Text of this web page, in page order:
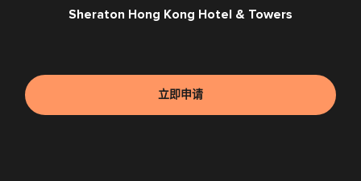
Sheraton Hong Kong Hotel & Towers
立即申请